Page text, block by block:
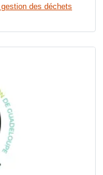
des déchets